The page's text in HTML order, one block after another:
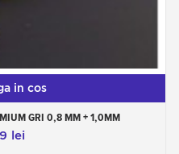
in cos
GRI 0,8 MM + 1,0MM
lei